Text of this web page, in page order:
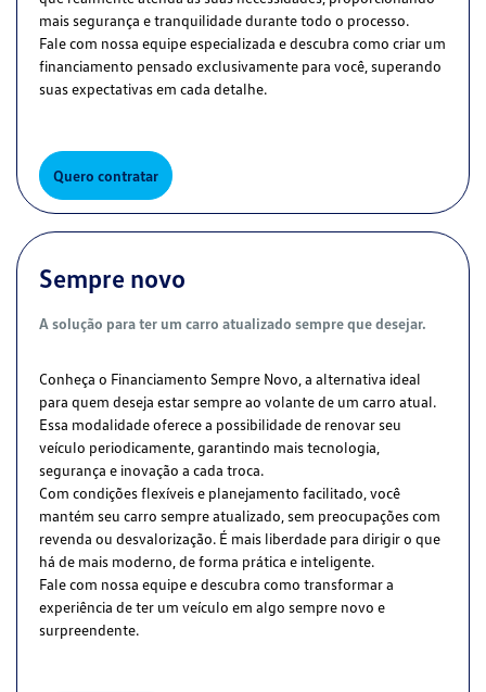
mais segurança e tranquilidade durante todo o processo.
Fale com nossa equipe especializada e descubra como criar um
financiamento pensado exclusivamente para você, superando
suas expectativas em cada detalhe.
Quero contratar
Sempre novo
A solução para ter um carro atualizado sempre que desejar.
Conheça o Financiamento Sempre Novo, a alternativa ideal
para quem deseja estar sempre ao volante de um carro atual.
Essa modalidade oferece a possibilidade de renovar seu
veículo periodicamente, garantindo mais tecnologia,
segurança e inovação a cada troca.
Com condições flexíveis e planejamento facilitado, você
mantém seu carro sempre atualizado, sem preocupações com
revenda ou desvalorização. É mais liberdade para dirigir o que
há de mais moderno, de forma prática e inteligente.
Fale com nossa equipe e descubra como transformar a
experiência de ter um veículo em algo sempre novo e
surpreendente.